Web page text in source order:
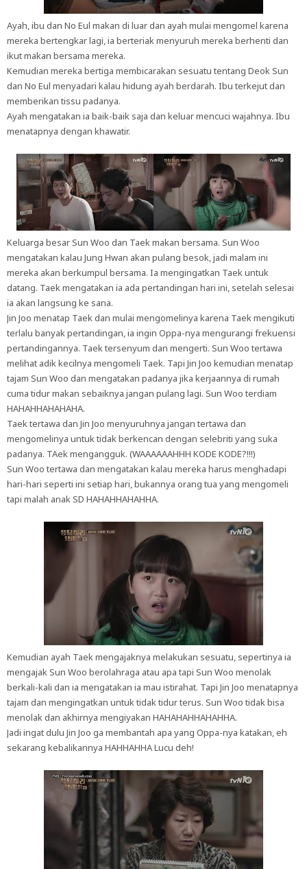
Ayah, ibu dan No Eul makan di luar dan ayah mulai mengomel karena
mereka bertengkar lagi, ia berteriak menyuruh mereka berhenti dan
ikut makan bersama mereka.
Kemudian mereka bertiga membicarakan sesuatu tentang Deok Sun
dan No Eul menyadari kalau hidung ayah berdarah. Ibu terkejut dan
memberikan tissu padanya.
Ayah mengatakan ia baik-baik saja dan keluar mencuci wajahnya. Ibu
menatapnya dengan khawatir.
Keluarga besar Sun Woo dan Taek makan bersama. Sun Woo
mengatakan kalau Jung Hwan akan pulang besok, jadi malam ini
mereka akan berkumpul bersama. Ia mengingatkan Taek untuk
datang. Taek mengatakan ia ada pertandingan hari ini, setelah selesai
ia akan langsung ke sana.
Jin Joo menatap Taek dan mulai mengomelinya karena Taek mengikuti
terlalu banyak pertandingan, ia ingin Oppa-nya mengurangi frekuensi
pertandingannya. Taek tersenyum dan mengerti. Sun Woo tertawa
melihat adik kecilnya mengomeli Taek. Tapi Jin Joo kemudian menatap
tajam Sun Woo dan mengatakan padanya jika kerjaannya di rumah
cuma tidur makan sebaiknya jangan pulang lagi. Sun Woo terdiam
HAHAHHAHAHAHA.
Taek tertawa dan Jin Joo menyuruhnya jangan tertawa dan
mengomelinya untuk tidak berkencan dengan selebriti yang suka
padanya. TAek mengangguk. (WAAAAAAHHH KODE KODE?!!!)
Sun Woo tertawa dan mengatakan kalau mereka harus menghadapi
hari-hari seperti ini setiap hari, bukannya orang tua yang mengomeli
tapi malah anak SD HAHAHHAHAHHA.
Kemudian ayah Taek mengajaknya melakukan sesuatu, sepertinya ia
mengajak Sun Woo berolahraga atau apa tapi Sun Woo menolak
berkali-kali dan ia mengatakan ia mau istirahat. Tapi Jin Joo menatapnya
tajam dan mengingatkan untuk tidak tidur terus. Sun Woo tidak bisa
menolak dan akhirnya mengiyakan HAHAHAHHAHAHHA.
Jadi ingat dulu Jin Joo ga membantah apa yang Oppa-nya katakan, eh
sekarang kebalikannya HAHHAHHA Lucu deh!